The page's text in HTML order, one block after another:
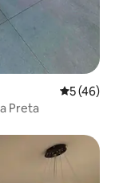
5 de uma
5 (46)
Preta